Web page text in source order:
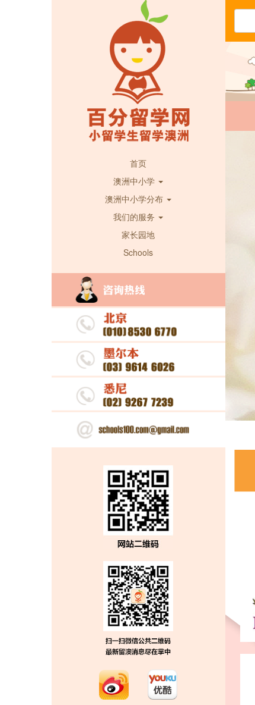
首页
澳洲中小学
澳洲中小学分布
我们的服务
家长园地
Schools